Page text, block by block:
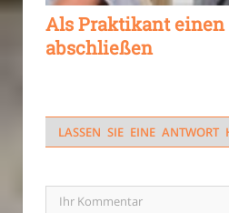
Als Praktikant
abschließen
LASSEN SIE EINE ANTWORT